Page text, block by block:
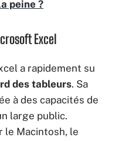
peine ?
Excel
a rapidement su
des tableurs. Sa
à des capacités de
large public.
le Macintosh, le